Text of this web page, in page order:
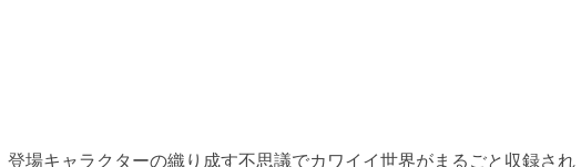
登場キャラクターの織り成す不思議でカワイイ世界がまるごと収録され